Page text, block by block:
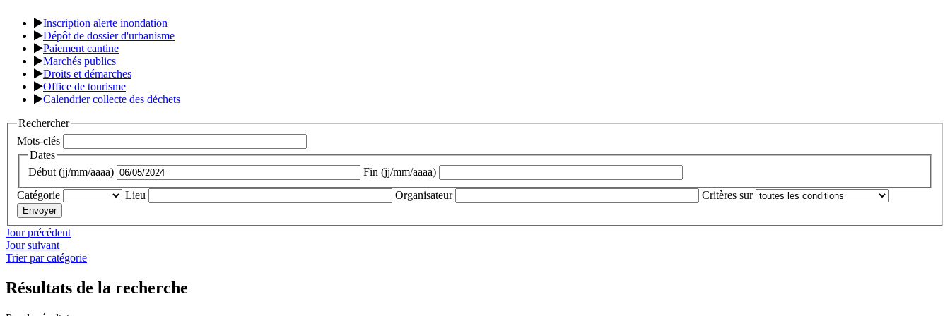
Inscription alerte inondation
Dépôt de dossier d'urbanisme
Paiement cantine
Marchés publics
Droits et démarches
Office de tourisme
Calendrier collecte des déchets
Rechercher
Mots-clés
Dates
Début (jj/mm/aaaa)
Fin (jj/mm/aaaa)
Catégorie
Lieu Organisateur Critères sur
Jour précédent
Jour suivant
Trier par catégorie
Résultats de la recherche